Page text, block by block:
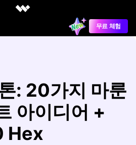
무료 체험
: 20가지 마룬
아이디어 +
Hex